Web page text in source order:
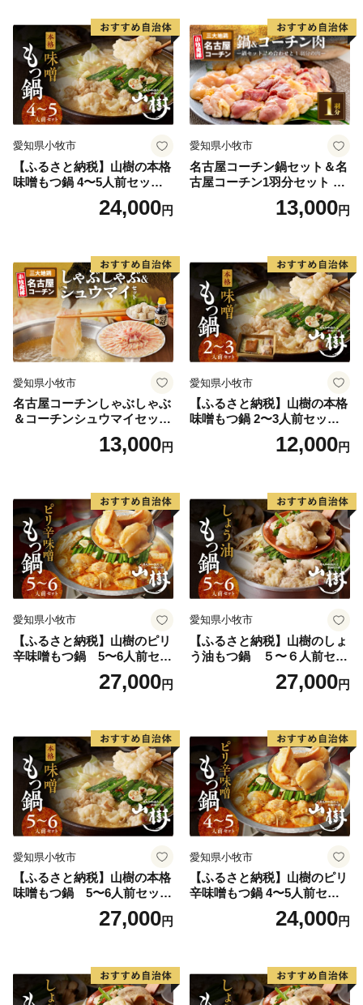
愛知県小牧市
【ふるさと納税】山樹の本格
味噌もつ鍋 4〜5人前セット
山樹 国産 牛もつ ホルモン モ
ツ オンライン飲み会 ホーム
間
24,000円
愛知県小牧市
名古屋コーチン鍋セット＆名
古屋コーチン1羽分セット 日
本三大地鶏 鍋セット 鶏肉 も
も肉 むね肉 ササミ 肉団子 鍋
13,000円
愛知県小牧市
名古屋コーチンしゃぶしゃぶ
＆コーチンシュウマイセッ
ト 焼売 鶏肉 鍋 鶏しゃぶ 日
13,000円
愛知県小牧市
【ふるさと納税】山樹の本格
味噌もつ鍋 2〜3人前セット
山樹 国産 牛もつ ホルモン モ
ツ オンライン飲み会 ホーム
間
12,000円
愛知県小牧市
【ふるさと納税】山樹のピリ
辛味噌もつ鍋 5〜6人前セッ
ト 山樹 国産 牛もつ ホルモン
モツ オンライン飲み会 ホー
時間
27,000円
愛知県小牧市
【ふるさと納税】山樹のしょ
う油もつ鍋 ５〜６人前セッ
ト 山樹 国産 牛もつ ホルモン
モツ オンライン飲み会 ホー
時間
27,000円
愛知県小牧市
【ふるさと納税】山樹の本格
味噌もつ鍋 5〜6人前セット
山樹 国産 牛もつ ホルモン モ
ツ オンライン飲み会 ホーム
間
27,000円
愛知県小牧市
【ふるさと納税】山樹のピリ
辛味噌もつ鍋 4〜5人前セッ
ト 山樹 国産 牛もつ ホルモン
モツ オンライン飲み会 ホー
時間
24,000円